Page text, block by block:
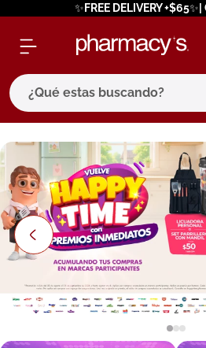
✨FREE DELIVERY
¿Qué estas buscando?
1 eucerin
2 protector solar
bioderma
4. pilexil
5. cerave
6 . degraler
7. isdin